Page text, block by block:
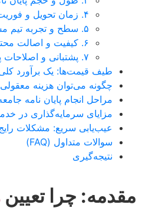
۴. زمان تحویل و فوریت پروژه
۵. سطح و تجربه تیم مشاوره یا محقق
۶. کیفیت و اصالت محتوا
۷. پشتبانی و اصلاحات پس از تحویل
طیف قیمت‌ها: یک برآورد کلی
چگونه می‌توان هزینه
مراحل انجام پایان نامه
مزایای سرمایه‌گذاری در
عیب‌یابی سریع: مشکلات
سوالات متداول (FAQ)
نتیجه‌گیری
مقدمه: چرا تعیین